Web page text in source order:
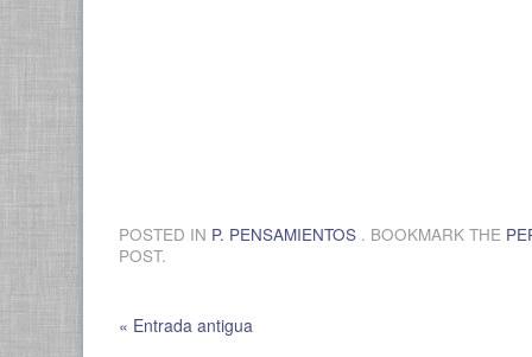
POSTED IN P. PENSAMIENTOS . BOOKMARK THE
POST.
« Entrada antigua